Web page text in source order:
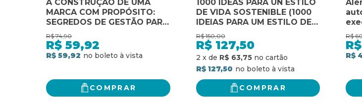
A CONSTRUÇÃO DE UMA
MARCA COM PROPÓSITO:
SEGREDOS DE GESTÃO PARA
QUE EXECUTIVOS DE TODOS
OS PORTES,
EMPREENDEDORES E
PROFISSIONAIS LIBERAIS
EMPRESAS SÓLIDAS,
VALIOSAS E DURADOURAS.
R$ 74,90
R$ 59,92
R$ 59,92
COMPRAR
1000 IDEAS PARA UN ESTILO
DE VIDA SOSTENIBLE (1000
IDEIAS PARA UM ESTILO DE
VIDA SUSTENTÁVEL)
R$ 150,00
R$ 127,50
2 x de R$ 63,75
R$ 127,50
COMPRAR
R$
R$
R$